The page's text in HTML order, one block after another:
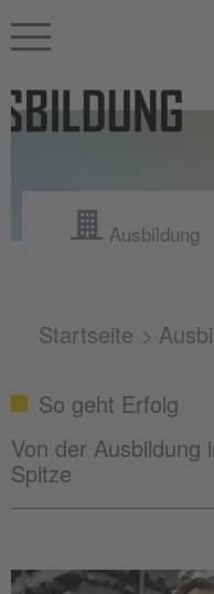
Ausbildung
Startseite
So geht Erfolg
Von der Ausbildung
Spitze